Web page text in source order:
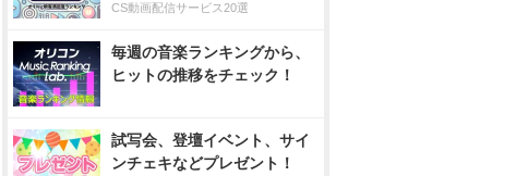
CS動画配信サービス20選
毎週の音楽ランキングから、
ヒットの推移をチェック！
試写会、登壇イベント、サイ
ンチェキなどプレゼント！